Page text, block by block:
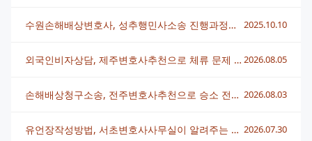
수원손해배상변호사, 성추행민사소송 진행과정과 성공전략 알아보기 2025.10.10
외국인비자상담, 제주변호사추천으로 체류 문제 빠르게 해결하는 법 2026.08.05
손해배상청구소송, 전주변호사추천으로 승소 전략 세우는 법 2026.08.03
유언장작성방법, 서초변호사사무실이 알려주는 핵심 정리 2026.07.30